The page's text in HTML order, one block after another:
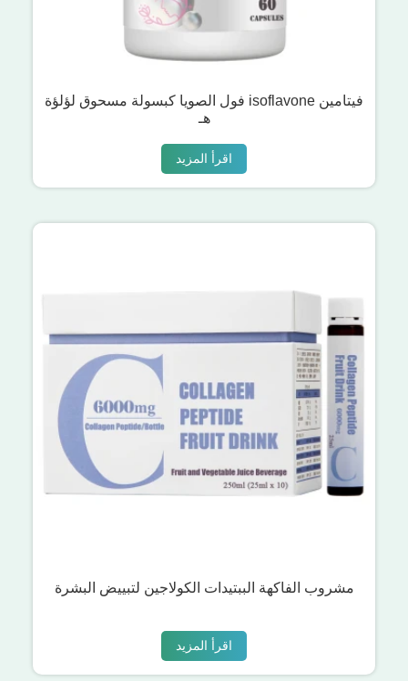
فول الصويا كبسولة مسحوق لؤلؤة isoflavone فيتامين
هـ
اقرأ المزيد
مشروب الفاكهة الببتيدات الكولاجين لتبييض البشرة
اقرأ المزيد